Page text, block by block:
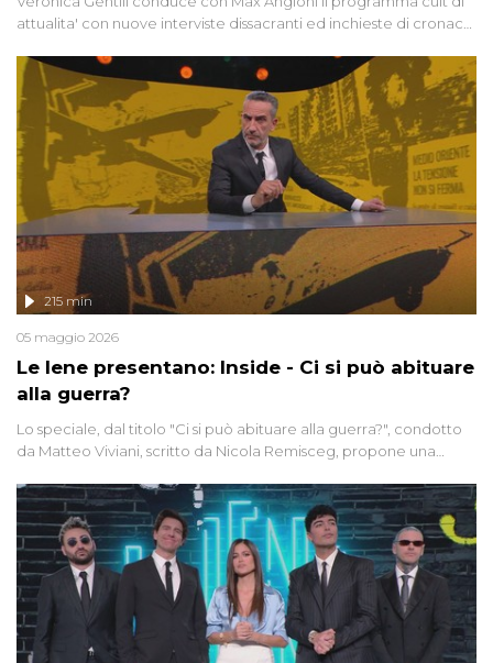
attualita' con nuove interviste dissacranti ed inchieste di cronaca
Le Iene presentano: Inside - Ci si può abituare
alla guerra?
215 min
05 maggio 2026
Lo speciale, dal titolo "Ci si può abituare alla guerra?", condotto
da Matteo Viviani, scritto da Nicola Remisceg, propone una
di settore - su quanto la guerra sia diventata una realtà pervasiva.
Anche se l'Italia non è direttamente coinvolta in conflitti armati, il
contesto globale rende impossibile considerarla un fenomeno
lontano.